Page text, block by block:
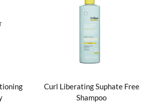
Curl Liberating Suphate Free
Shampoo